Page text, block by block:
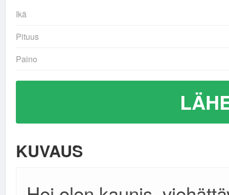
Ikä
Pituus
Paino
KUVAUS